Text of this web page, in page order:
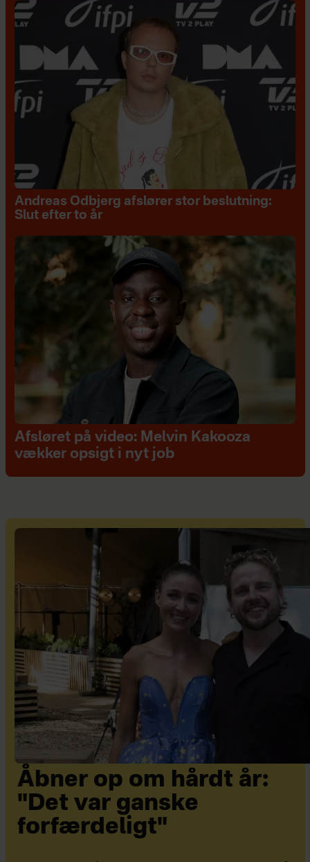
Andreas Odbjerg afslører stor beslutning:
Slut efter to år
Afsløret på video: Melvin Kakooza
vækker opsigt i nyt job
Åbner op om hårdt år:
"Det var ganske
forfærdeligt"